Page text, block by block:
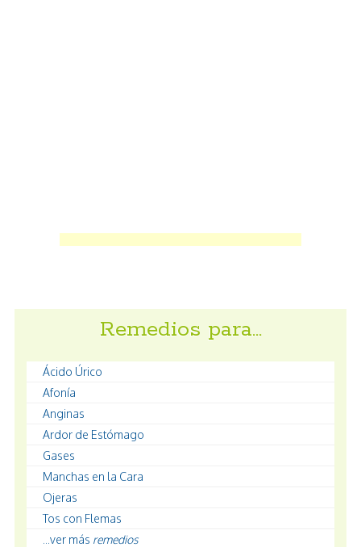
Remedios para…
Ácido Úrico
Afonía
Anginas
Ardor de Estómago
Gases
Manchas en la Cara
Ojeras
Tos con Flemas
...ver más remedios